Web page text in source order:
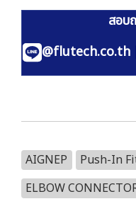
สอบ
@flutech.co.th
AIGNEP Push-In
ELBOW